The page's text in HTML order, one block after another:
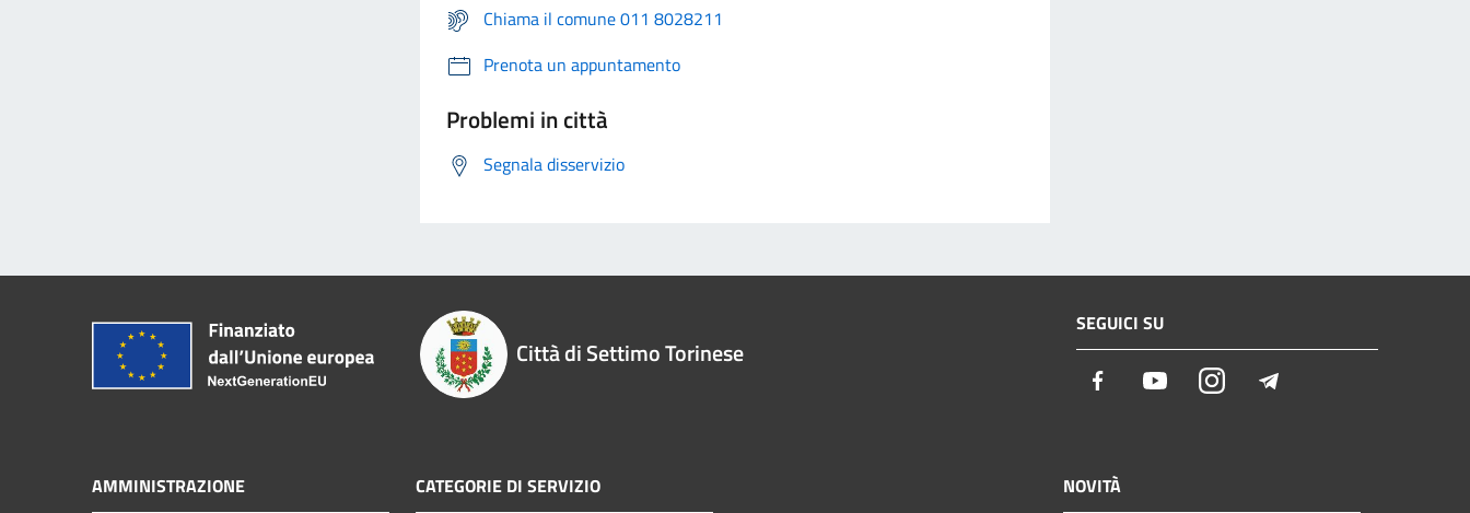
Chiama il comune 011 8028211
Prenota un appuntamento
Problemi in città
Segnala disservizio
Città di Settimo Torinese
SEGUICI SU
Facebook YoutubeInstagram
AMMINISTRAZIONE CATEGORIE DI SERVIZIO NOVITÀ